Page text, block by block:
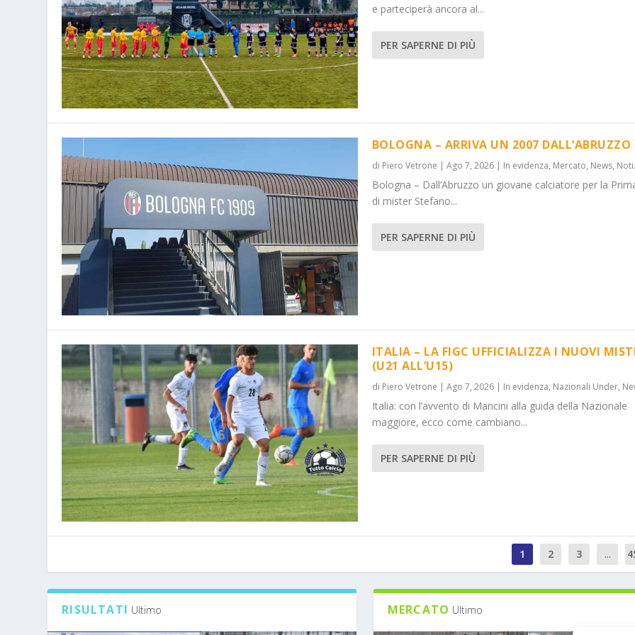
e parteciperà ancora al...
PER SAPERNE DI PIÙ
BOLOGNA – ARRIVA UN 2007 DALL’ABRUZZO
di Piero Vetrone | Ago 7, 2026| In evidenza, Mercato, News,
Bologna – Dall’Abruzzo un giovane calciatore per la
di mister Stefano...
PER SAPERNE DI PIÙ
ITALIA – LA FIGC UFFICIALIZZA I NUOVI
(U21 ALL’U15)
di Piero Vetrone | Ago 7, 2026| In evidenza, Nazionali Under,
Italia: con l’avvento di Mancini alla guida della Nazionale
maggiore, ecco come cambiano...
PER SAPERNE DI PIÙ
1 2 3 ...
RISULTATI Ultimo MERCATO Ultimo